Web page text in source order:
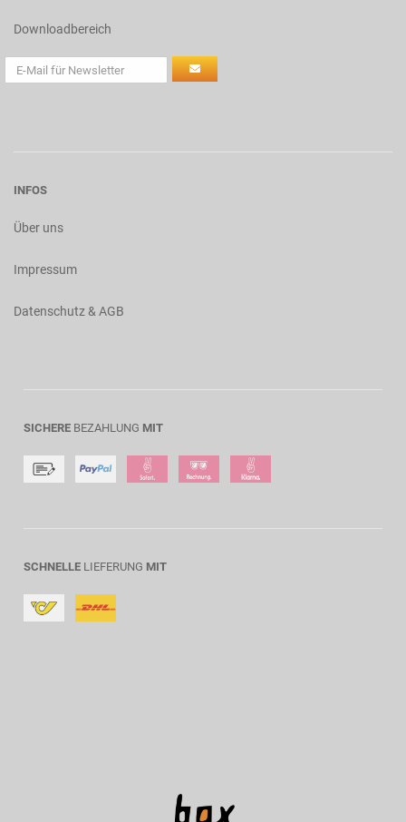
Downloadbereich
INFOS
Über uns
Impressum
Datenschutz & AGB
SICHERE BEZAHLUNG MIT
SCHNELLE LIEFERUNG MIT